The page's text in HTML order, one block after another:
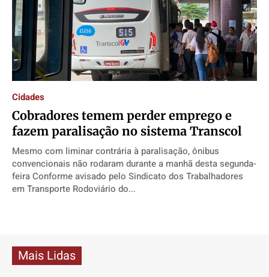
Cidades
Cobradores temem perder emprego e
fazem paralisação no sistema Transcol
Mesmo com liminar contrária à paralisação, ônibus
convencionais não rodaram durante a manhã desta segunda-
feira Conforme avisado pelo Sindicato dos Trabalhadores
em Transporte Rodoviário do...
Mais Lidas